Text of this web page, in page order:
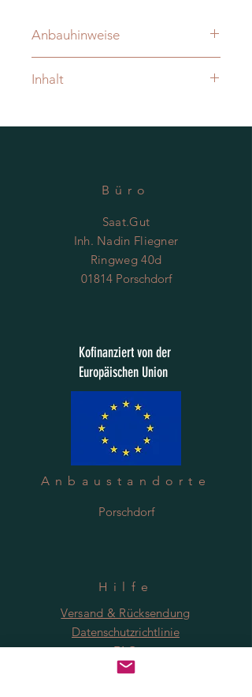
Anbauhinweise
Inhalt
Büro
Saat.Gut
Inh. Nadin Fliegner
Ringweg 40d
01814 Porschdorf
Kofinanziert von der
Europäischen Union
Anbaustandorte
Porschdorf
Hilfe
Versand & Rücksendung
Datenschutzrichtlinie
FAQ